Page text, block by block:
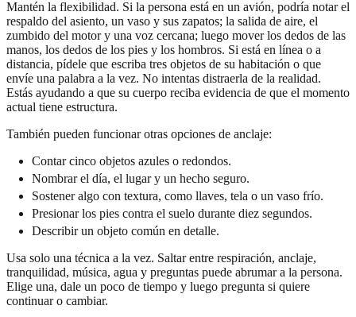
Mantén la flexibilidad. Si la persona está en un avión, podría notar el
respaldo del asiento, un vaso y sus zapatos; la salida de aire, el
zumbido del motor y una voz cercana; luego mover los dedos de las
manos, los dedos de los pies y los hombros. Si está en línea o a
distancia, pídele que escriba tres objetos de su habitación o que
envíe una palabra a la vez. No intentas distraerla de la realidad.
Estás ayudando a que su cuerpo reciba evidencia de que el momento
actual tiene estructura.
También pueden funcionar otras opciones de anclaje:
Contar cinco objetos azules o redondos.
Nombrar el día, el lugar y un hecho seguro.
Sostener algo con textura, como llaves, tela o un vaso frío.
Presionar los pies contra el suelo durante diez segundos.
Describir un objeto común en detalle.
Usa solo una técnica a la vez. Saltar entre respiración, anclaje,
tranquilidad, música, agua y preguntas puede abrumar a la persona.
Elige una, dale un poco de tiempo y luego pregunta si quiere
continuar o cambiar.